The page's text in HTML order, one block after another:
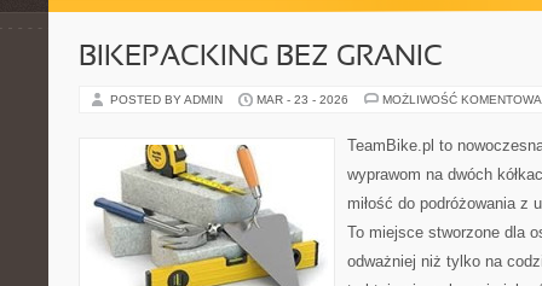
BIKEPACKING BEZ GRANIC
POSTED BY ADMIN MAR - 23 - 2026 MOŻLIWOŚĆ
TeamBike.pl to
wyprawom na dwóch
miłość do podróżowania z
To miejsce stworzone dla
odważniej niż tylko na